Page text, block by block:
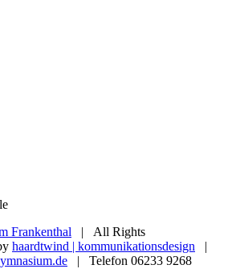
Frankenthal | All Rights
haardtwind | kommunikationsdesign |
| Telefon 06233 9268